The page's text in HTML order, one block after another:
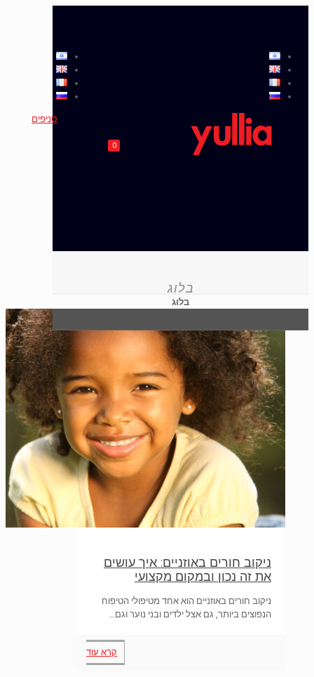
0
סניפים
בלוג
בלוג
ניקוב חורים באוזניים: איך עושים
את זה נכון ובמקום מקצועי
ניקוב חורים באוזניים הוא אחד מטיפולי הטיפוח
הנפוצים ביותר, גם אצל ילדים ובני נוער וגם…
קרא עוד